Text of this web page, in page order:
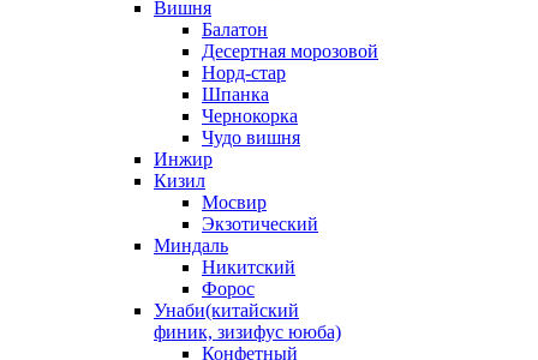
Вишня
Балатон
Десертная морозовой
Норд-стар
Шпанка
Чернокорка
Чудо вишня
Инжир
Кизил
Мосвир
Экзотический
Миндаль
Никитский
Форос
Унаби(китайский
финик, зизифус ююба)
Конфетный